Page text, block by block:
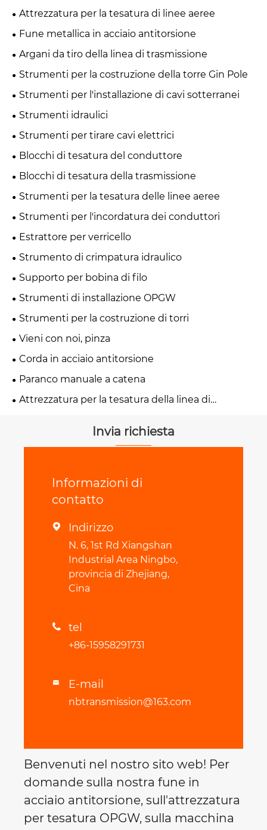
trasmissione
Attrezzatura per la tesatura di linee aeree
Fune metallica in acciaio antitorsione
Argani da tiro della linea di trasmissione
Strumenti per la costruzione della torre Gin Pole
Strumenti per l'installazione di cavi sotterranei
Strumenti idraulici
Strumenti per tirare cavi elettrici
Blocchi di tesatura del conduttore
Blocchi di tesatura della trasmissione
Strumenti per la tesatura delle linee aeree
Strumenti per l'incordatura dei conduttori
Estrattore per verricello
Strumento di crimpatura idraulico
Supporto per bobina di filo
Strumenti di installazione OPGW
Strumenti per la costruzione di torri
Vieni con noi, pinza
Corda in acciaio antitorsione
Paranco manuale a catena
Attrezzatura per la tesatura della linea di
Invia richiesta
Informazioni di
contatto
 Indirizzo
N. 6, 1st Rd Xiangshan
Industrial Area Ningbo,
provincia di Zhejiang,
Cina
 tel
+86-15958291731
 E-mail
nbtransmission@163.com
Benvenuti nel nostro sito web! Per
domande sulla nostra fune in
acciaio antitorsione, sull'attrezzatura
per tesatura OPGW, sulla macchina